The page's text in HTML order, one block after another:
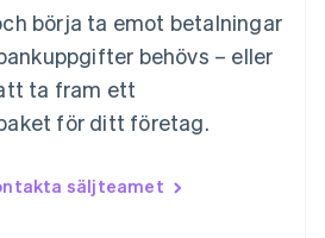
börja ta emot betalningar
behövs – eller
ta fram ett
för ditt företag.
säljteamet